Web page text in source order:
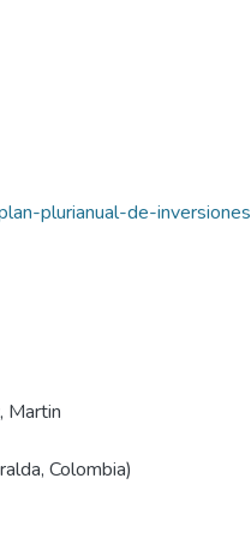
plurianual-de-
Martin
Colombia)